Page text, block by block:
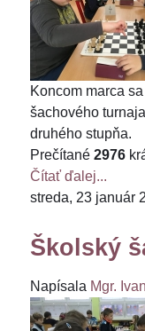
Koncom marca
šachového
druhého stupňa.
Prečítané 2976
Čítať ďalej...
streda, 23 január
Školský
Napísala Mgr.